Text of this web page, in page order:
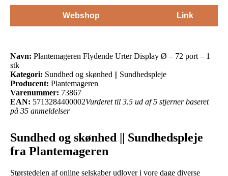
Webshop Link
Navn: Plantemageren Flydende Urter Display Ø – 72 port – 1
stk
Kategori: Sundhed og skønhed || Sundhedspleje
Producent: Plantemageren
Varenummer: 73867
EAN: 5713284400002Vurderet til 3.5 ud af 5 stjerner baseret
på 35 anmeldelser
Sundhed og skønhed || Sundhedspleje
fra Plantemageren
Størstedelen af online selskaber udlover i vore dage diverse